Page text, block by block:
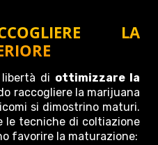
LA
di ottimizzare la
raccogliere la marijuana
si dimostrino maturi.
le tecniche di coltiazione
favorire la maturazione: